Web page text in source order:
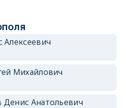
Алексеевич
Михайлович
Анатольевич